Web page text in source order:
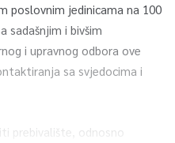
poslovnim jedinicama na 100
sadašnjim i bivšim
i upravnog odbora ove
sa svjedocima i
prebivalište, odnosno